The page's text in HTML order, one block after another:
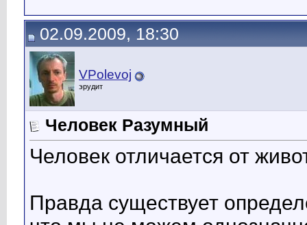
02.09.2009, 18:30
VPolevoj
эрудит
Человек Разумный
Человек отличается от
Правда существует